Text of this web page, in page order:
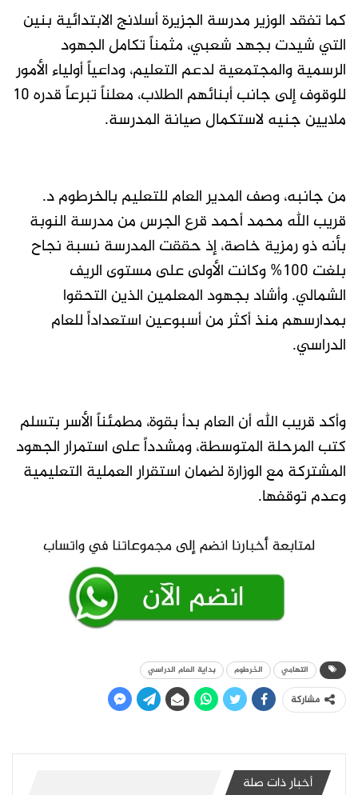
كما تفقد الوزير مدرسة الجزيرة أسلانج الابتدائية بنين
التي شيدت بجهد شعبي، مثمناً تكامل الجهود
الرسمية والمجتمعية لدعم التعليم، وداعياً أولياء الأمور
للوقوف إلى جانب أبنائهم الطلاب، معلناً تبرعاً قدره 10
ملايين جنيه لاستكمال صيانة المدرسة.
من جانبه، وصف المدير العام للتعليم بالخرطوم د.
قريب الله محمد أحمد قرع الجرس من مدرسة النوبة
بأنه ذو رمزية خاصة، إذ حققت المدرسة نسبة نجاح
بلغت 100% وكانت الأولى على مستوى الريف
الشمالي. وأشاد بجهود المعلمين الذين التحقوا
بمدارسهم منذ أكثر من أسبوعين استعداداً للعام
الدراسي.
وأكد قريب الله أن العام بدأ بقوة، مطمئناً الأسر بتسلم
كتب المرحلة المتوسطة، ومشدداً على استمرار الجهود
المشتركة مع الوزارة لضمان استقرار العملية التعليمية
وعدم توقفها.
التهامي الخرطوم بداية العام الدراسي
مشاركة
أخبار ذات صلة